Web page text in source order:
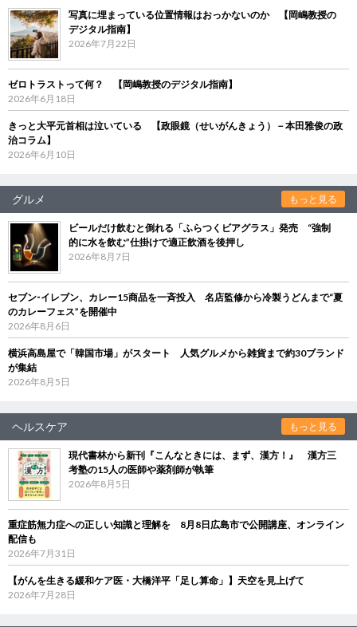
写真に埋まっている位置情報はおっかないのか 【岡嶋教授の
デジタル指南】
2026年7月22日
ゼロトラストって何？ 【岡嶋教授のデジタル指南】
2026年6月18日
きっと大平元首相は泣いている 【政眼鏡（せいがんきょう）－本田雅俊の政
治コラム】
2026年6月10日
グルメ もっと見る
ビールだけ飲むと倒れる「ふらつくビアグラス」発売 “強制
的に水を飲む”仕掛けで適正飲酒を後押し
2026年8月7日
セブン‐イレブン、カレー15商品を一斉投入 名店監修から冷製うどんまで“夏
のカレーフェス”を開催中
2026年8月6日
横浜高島屋で「韓国市場」がスタート 人気グルメから雑貨まで約30ブランド
が集結
2026年8月5日
ヘルスケア もっと見る
現代書林から新刊『こんなときには、まず、漢方！』 漢方三
考塾の15人の医師や薬剤師が執筆
2026年8月5日
重症筋無力症への正しい知識と理解を 8月8日広島市で公開講座、オンライン
配信も
2026年7月31日
【がんを生きる緩和ケア医・大橋洋平「足し算命」】天空を見上げて
2026年7月28日